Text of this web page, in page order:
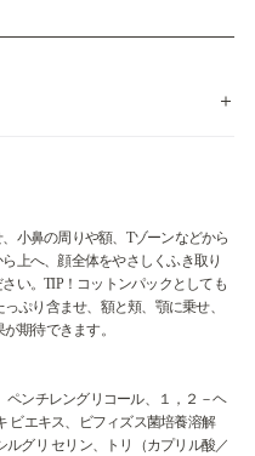
小鼻の周りや額、Tゾーンなどから
上へ、顔全体をやさしくふき取り
い。TIP！コットンパックとしても
ぷり含ませ、額と頬、顎に乗せ、
期待できます。
ペンチレングリコール、１，２－ヘ
ビエキス、ビフィズス菌培養溶解
グリ セリン、トリ（カプリル酸／